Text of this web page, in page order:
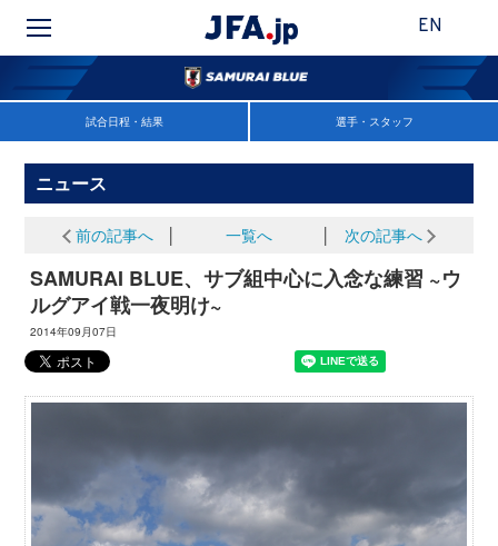
EN
試合日程・結果 選手・スタッフ
ニュース
前の記事へ 一覧へ 次の記事へ
SAMURAI BLUE、サブ組中心に入念な練習 ~ウ
ルグアイ戦一夜明け~
2014年09月07日